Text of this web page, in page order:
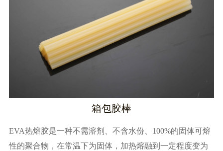
箱包胶棒
EVA热熔胶是一种不需溶剂、不含水份、100%的固体可熔
性的聚合物，在常温下为固体，加热熔融到一定程度变为